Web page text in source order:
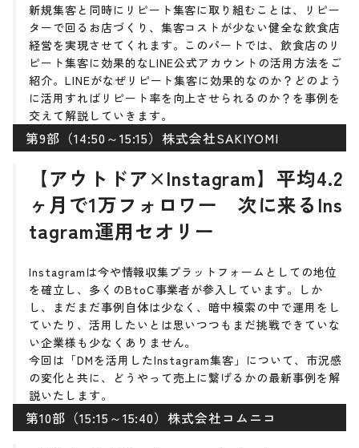
新規集客と同時にリピート集客に取り組むことは、リピー
ターで回るお店づくり、集客コストが少ない健全な飲食店
経営を実現させてくれます。このパートでは、飲食店のリ
ピート集客に効果的なLINE公式アカウントの活用方法をご
紹介。LINEがなぜリピート集客に効果的なのか？どのよう
に活用すればリピート率を向上させられるのか？を事例を
交えて解説していきます。
第9部（14:50～15:15）株式会社SAKIYOMI
【アウトドア×Instagram】平均4.2
ヶ月で1万フォロワー 次に来るIns
tagram運用セオリー
Instagramは今や情報収集プラットフォームとしての地位
を確立し、多くのBtoC事業者が参入しています。しか
し、まだまだ事例自体は少なく、暗中模索の中で運用をし
ていたり、活用したいとは思いつつもまだ挑戦できていな
い企業様も少なくありません。
今回は「DMを活用したInstagram集客」について、市況感
の変化と共に、どうやって売上に繋げるかの最新事例を解
説いたします。
第10部（15:15～15:40）株式会社コムニコ